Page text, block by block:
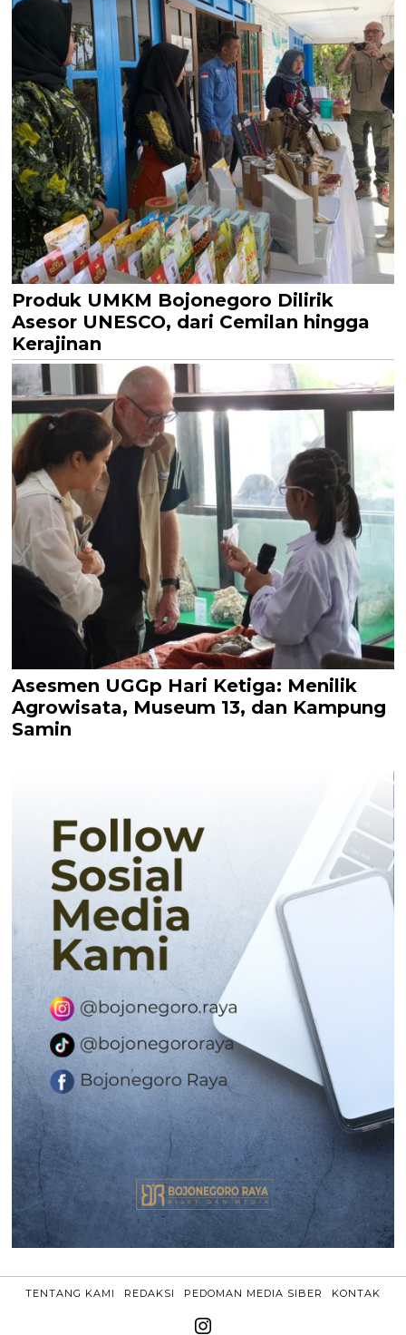
Produk UMKM Bojonegoro Dilirik
Asesor UNESCO, dari Cemilan hingga
Kerajinan
Asesmen UGGp Hari Ketiga: Menilik
Agrowisata, Museum 13, dan Kampung
Samin
TENTANG KAMI REDAKSI PEDOMAN MEDIA SIBER KONTAK